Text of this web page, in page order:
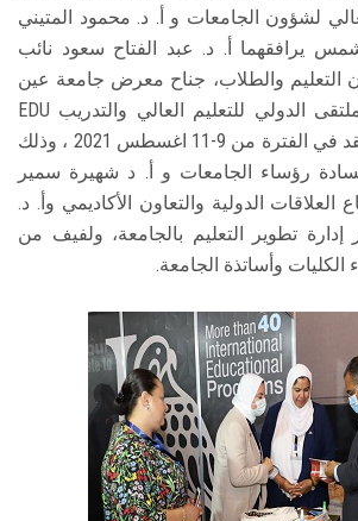
لشؤون الجامعات و أ. د. محمود المتيني
يرافقهما أ. د. عبد الفتاح سعود نائب
التعليم والطلاب، جناح معرض جامعة عين
شمس المشارك بالملتقى الدولي للتعليم العالي والتدريب EDU
GATE 2021 والذي يعقد في الفترة من 9-11 اغسطس 2021 ، وذلك
رؤساء الجامعات و أ. د شهيرة سمير
العلاقات الدولية والتعاون الأكاديمي وأ. د.
تطوير التعليم بالجامعة، ولفيف من
الكليات وأساتذة الجامعة.